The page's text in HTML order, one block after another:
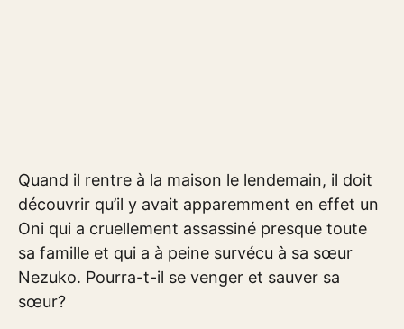
Quand il rentre à la maison le lendemain, il doit
découvrir qu’il y avait apparemment en effet un
Oni qui a cruellement assassiné presque toute
sa famille et qui a à peine survécu à sa sœur
Nezuko. Pourra-t-il se venger et sauver sa
sœur?